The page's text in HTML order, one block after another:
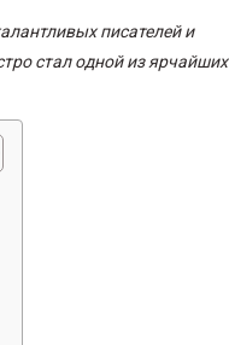
писателей и
стал одной из ярчайших